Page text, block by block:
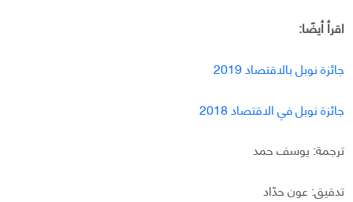
اقرأ أيضًا:
جائزة نوبل بالاقتصاد 2019
جائزة نوبل في الاقتصاد 2018
ترجمة: يوسف حمد
تدقيق: عون حدّاد